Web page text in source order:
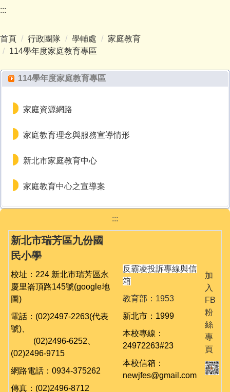
:::
首頁 行政團隊 學輔處
家庭教育
114學年度家庭教育專區
114學年度家庭教育專區
家庭資源網路
家庭教育理念與服務宣導情形
新北市家庭教育中心
家庭教育中心之宣導案
:::
新北市瑞芳區九份國
民小學
校址：224 新北市瑞芳區永
慶里崙頂路145號(google地
圖)
電話：(02)2497-2263(代表
號)、
(02)2496-6252、
(02)2496-9715
網路電話：0934-375262
傳真：(02)2496-8712
反霸凌投訴專線與信
箱
教育部：1953
新北市：1999
本校專線：
24972263#23
本校信箱：
newjfes@gmail.com
加
入
FB
粉
絲
專
頁